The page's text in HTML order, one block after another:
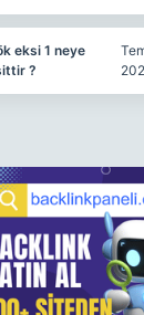
eksi 1 neye
?